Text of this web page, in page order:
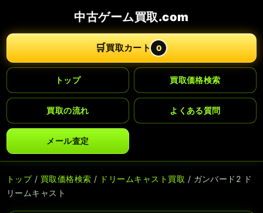
中古ゲーム買取.com
🛒買取カート 0
トップ 買取価格検索
買取の流れ よくある質問
メール査定
トップ/ 買取価格検索 / ドリームキャスト買取 / ガンバード2 ド
リームキャスト